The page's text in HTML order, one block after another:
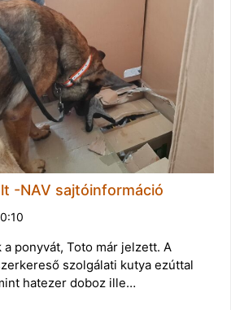
-NAV sajtóinformáció
ponyvát, Toto már jelzett. A
szolgálati kutya ezúttal
hatezer doboz ille…